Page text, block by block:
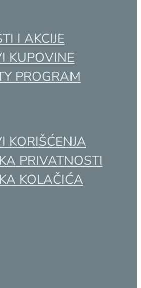
I AKCIJE
KORIŠĆENJA
KOLAČIĆA